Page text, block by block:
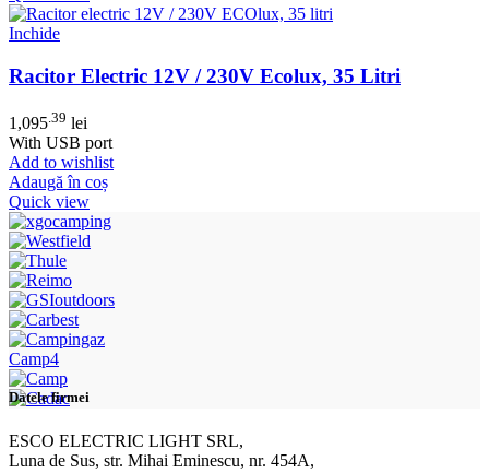
Inchide
Racitor Electric 12V / 230V Ecolux, 35 Litri
1,095 .39 lei
With USB port
Add to wishlist
Adaugă în coș
Quick view
Camp4
Datele firmei
ESCO ELECTRIC LIGHT SRL,
Luna de Sus, str. Mihai Eminescu, nr. 454A,